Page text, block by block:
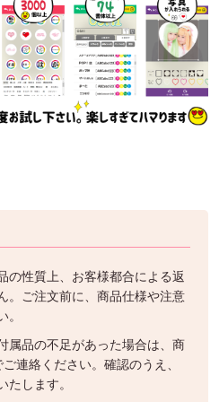
の性質上、お客様都合による返
。ご注文前に、商品仕様や注意
属品の不足があった場合は、商
連絡ください。確認のうえ、
します。